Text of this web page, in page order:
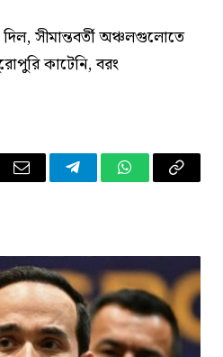
সীমান্তবর্তী অঞ্চলগুলোতে
কাটেনি, বরং
Email TelegramWhatsApp
Copy